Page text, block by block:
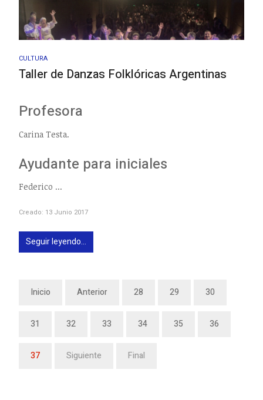
CULTURA
Taller de Danzas Folklóricas Argentinas
Profesora
Carina Testa.
Ayudante para iniciales
Federico ...
Creado: 13 Junio 2017
Seguir leyendo...
Inicio Anterior 28 29 30
31 32 33 34 35 36
37 Siguiente Final